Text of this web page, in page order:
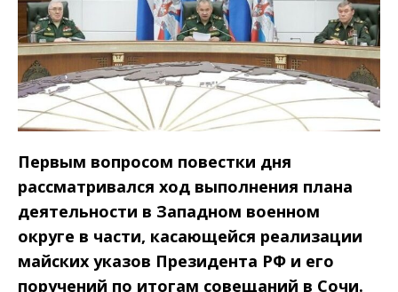
Первым вопросом повестки дня
рассматривался ход выполнения плана
деятельности в Западном военном
округе в части, касающейся реализации
майских указов Президента РФ и его
поручений по итогам совещаний в Сочи.